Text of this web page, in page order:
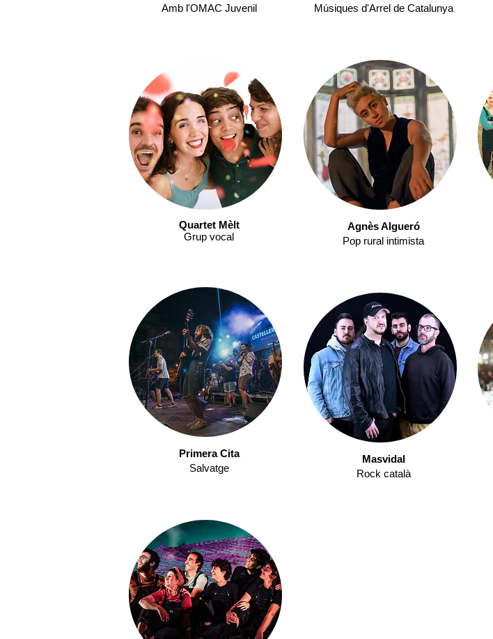
Amb l'OMAC Juvenil
Quartet Mèlt
Grup vocal
Primera Cita
Salvatge
Músiques d'Arrel de Catalunya
Agnès Algueró
Pop rural intimista
Masvidal
Rock català